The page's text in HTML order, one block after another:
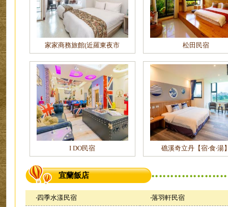
家家商務旅館(近羅東夜市 松田民宿
I DO民宿 礁溪奇立丹【宿‧食‧湯
宜蘭飯店
‧四季水漾民宿 ‧落羽軒民宿